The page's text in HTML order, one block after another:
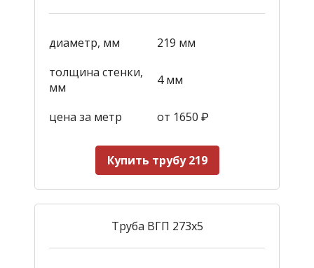
диаметр, мм
219 мм
толщина стенки,
мм
4 мм
цена за метр от 1650 ₽
Купить трубу 219
Труба ВГП 273х5